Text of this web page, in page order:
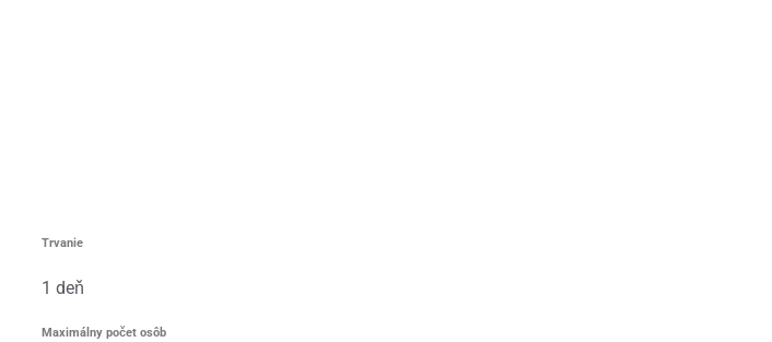
Trvanie
1 deň
Maximálny počet osôb